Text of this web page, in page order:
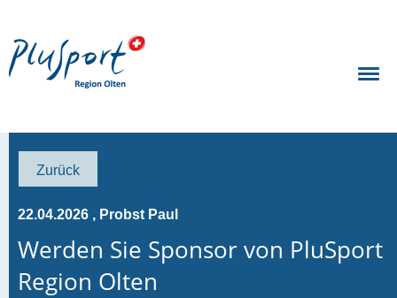
Zurück
22.04.2026 , Probst Paul
Werden Sie Sponsor von PluSport
Region Olten